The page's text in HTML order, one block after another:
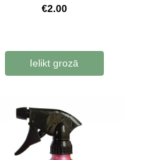
€2.00
Ielikt grozā